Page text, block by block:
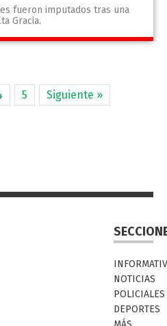
fueron imputados tras una
Gracia.
5 Siguiente »
NOTICIAS
POLICIALES
DEPORTES